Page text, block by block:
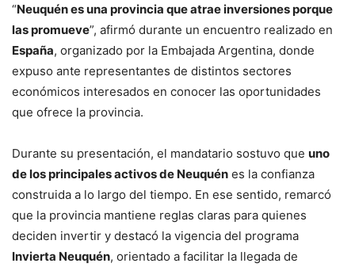
“Neuquén es una provincia que atrae inversiones porque
las promueve”, afirmó durante un encuentro realizado en
España, organizado por la Embajada Argentina, donde
expuso ante representantes de distintos sectores
económicos interesados en conocer las oportunidades
que ofrece la provincia.
Durante su presentación, el mandatario sostuvo que uno
de los principales activos de Neuquén es la confianza
construida a lo largo del tiempo. En ese sentido, remarcó
que la provincia mantiene reglas claras para quienes
deciden invertir y destacó la vigencia del programa
Invierta Neuquén, orientado a facilitar la llegada de